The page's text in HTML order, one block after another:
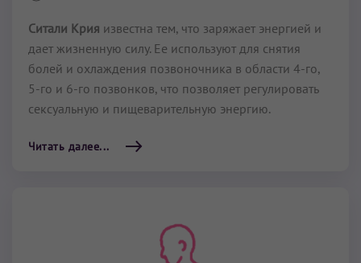
Ситали Крия известна тем, что заряжает энергией и
дает жизненную силу. Ее используют для снятия
болей и охлаждения позвоночника в области 4-го,
5-го и 6-го позвонков, что позволяет регулировать
сексуальную и пищеварительную энергию.
Читать далее...